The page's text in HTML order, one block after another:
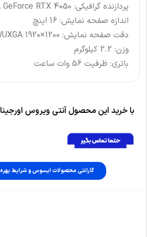
پردازنده گرافیکی: NVIDIA GeForce RTX 4050
اندازه صفحه نمایش: 16 اینچ
دقت صفحه نمایش: FHD+WUXGA 1920×1200
وزن: 2.2 کیلوگرم
باتری: ظرفیت 56 وات ساعت
با خرید این محصول آنتی ویروس
گارانتی محصولات ایسوس و شرایط بهره